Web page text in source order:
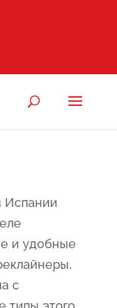
Испании
и удобные
с